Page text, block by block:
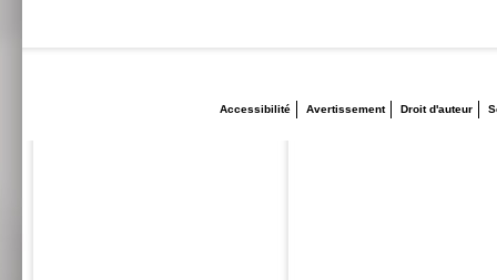
Accessibilité Avertissement Droit d'auteur